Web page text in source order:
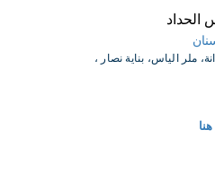
الحداد
ملر الياس، بناية نصار ،